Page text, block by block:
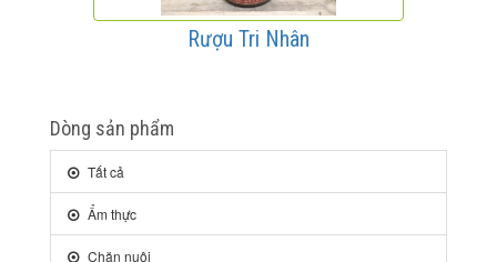
Rượu Tri Nhân
Dòng sản phẩm
Tất cả
Ẩm thực
Chăn nuôi